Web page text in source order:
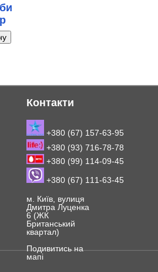
Контакти
+380 (67) 157-63-95
+380 (93) 716-78-78
+380 (99) 114-09-45
+380 (67) 111-63-45
м. Київ, вулиця
Дмитра Луценка
6 (ЖК
Британський
квартал)
Подивитись на
мапі